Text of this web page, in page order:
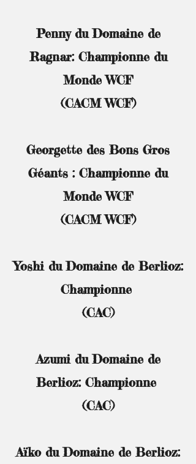
Penny du Domaine de
Ragnar: Championne du
Monde WCF
(CACM WCF)
Georgette des Bons Gros
Géants : Championne du
Monde WCF
(CACM WCF)
Yoshi du Domaine de Berlioz:
Championne
(CAC)
Azumi du Domaine de
Berlioz: Championne
(CAC)
Aïko du Domaine de Berlioz: